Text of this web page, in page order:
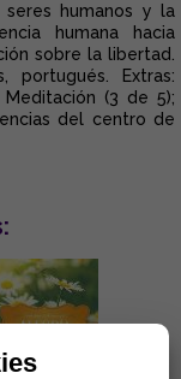
humanos y la
humana hacia
sobre la libertad.
portugués. Extras:
Meditación (3 de 5);
del centro de